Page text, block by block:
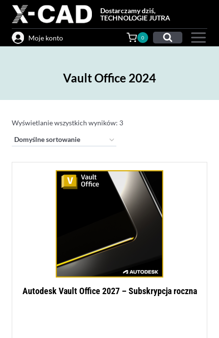
Przejdź
treści
Dostarczamy dziś,
TECHNOLOGIE JUTRA
Moje konto 0
Vault Office 2024
Wyświetlanie wszystkich wyników: 3
Autodesk Vault Office 2027 – Subskrypcja roczna